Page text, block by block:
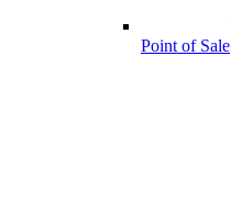
Point of Sale